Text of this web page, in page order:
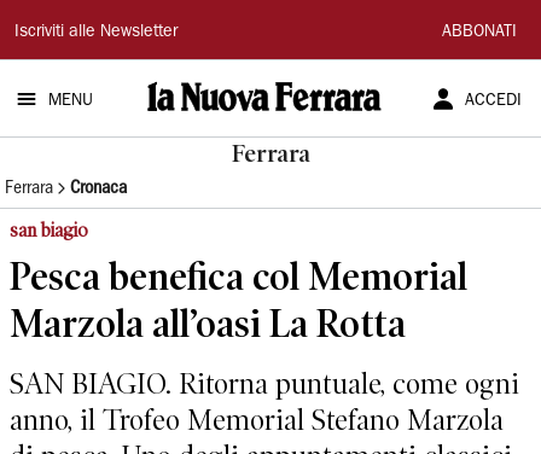
La
Nuova
Ferrara
Iscriviti alle Newsletter ABBONATI
MENU ACCEDI
Ferrara
Ferrara Cronaca
san biagio
Pesca benefica col Memorial
Marzola all’oasi La Rotta
SAN BIAGIO. Ritorna puntuale, come ogni
anno, il Trofeo Memorial Stefano Marzola